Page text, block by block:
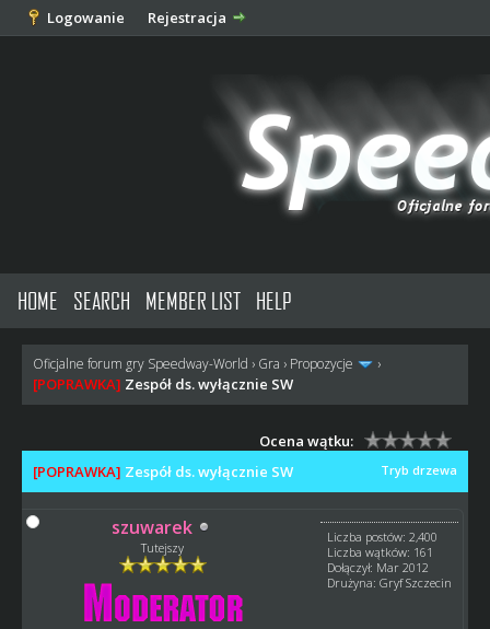
Logowanie Rejestracja
HOME SEARCH MEMBER LIST HELP
Oficjalne forum gry Speedway-World › Gra › Propozycje ›
[POPRAWKA] Zespół ds. wyłącznie SW
Ocena wątku:
Tryb drzewa
[POPRAWKA] Zespół ds. wyłącznie SW
szuwarek
Tutejszy
Liczba postów: 2,400
Liczba wątków: 161
Dołączył: Mar 2012
Drużyna: Gryf Szczecin